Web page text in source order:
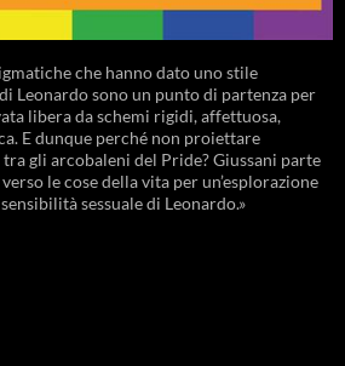
che hanno dato uno stile
Leonardo sono un punto di partenza per
libera da schemi rigidi, affettuosa,
E dunque perché non proiettare
gli arcobaleni del Pride? Giussani parte
le cose della vita per un’esplorazione
sessuale di Leonardo.»